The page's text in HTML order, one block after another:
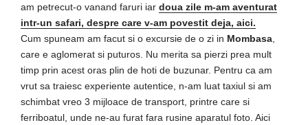
am petrecut-o vanand faruri iar doua zile m-am aventurat
intr-un safari, despre care v-am povestit deja, aici.
Cum spuneam am facut si o excursie de o zi in Mombasa
care e aglomerat si puturos. Nu merita sa pierzi prea mult
timp prin acest oras plin de hoti de buzunar. Pentru ca am
vrut sa traiesc experiente autentice, n-am luat taxiul si am
schimbat vreo 3 mijloace de transport, printre care si
ferriboatul, unde ne-au furat fara rusine aparatul foto. Aici